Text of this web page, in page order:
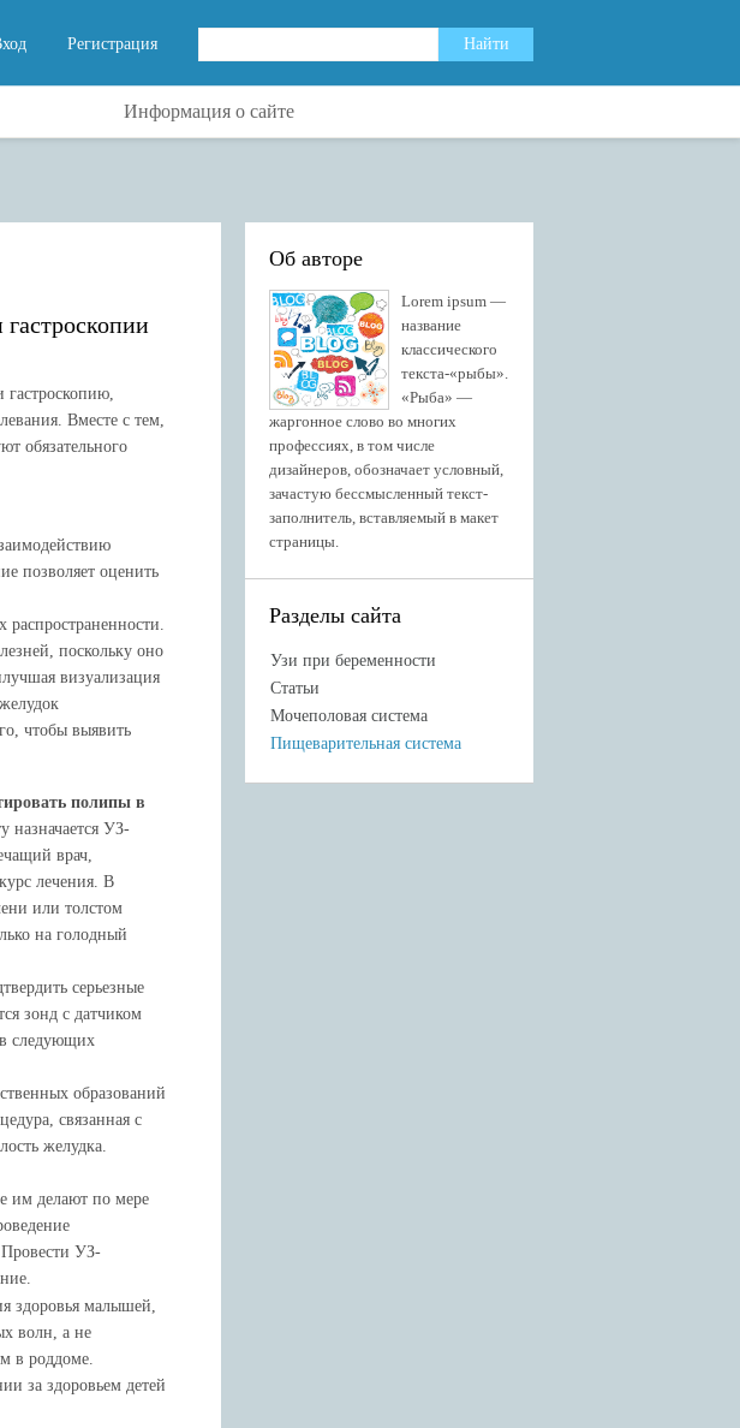
Регистрация
Информация о сайте
гастроскопию,
Вместе с тем,
обязательного
позволяет оценить
распространенности.
поскольку оно
визуализация
чтобы выявить
полипы в
назначается УЗ-
врач,
лечения. В
или толстом
на голодный
серьезные
зонд с датчиком
следующих
образований
связанная с
желудка.
им делают по мере
Провести УЗ-
здоровья малышей,
волн, а не
в роддоме.
за здоровьем детей
Об авторе
Lorem ipsum —
название
классического
текста-«рыбы».
«Рыба» —
жаргонное слово во многих
профессиях, в том числе
дизайнеров, обозначает условный,
зачастую бессмысленный текст-
заполнитель, вставляемый в макет
страницы.
Разделы сайта
Узи при беременности
Статьи
Мочеполовая система
Пищеварительная система